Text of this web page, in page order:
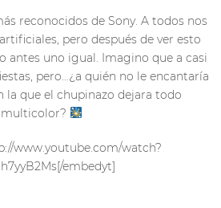
reconocidos de Sony. A todos nos
pero después de ver esto
antes uno igual. Imagino que a casi
pero…¿a quién no le encantaría
la que el chupinazo dejara todo
multicolor?
www.youtube.com/watch?
embedyt]